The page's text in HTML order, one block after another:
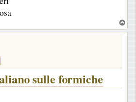
o
sulle formiche